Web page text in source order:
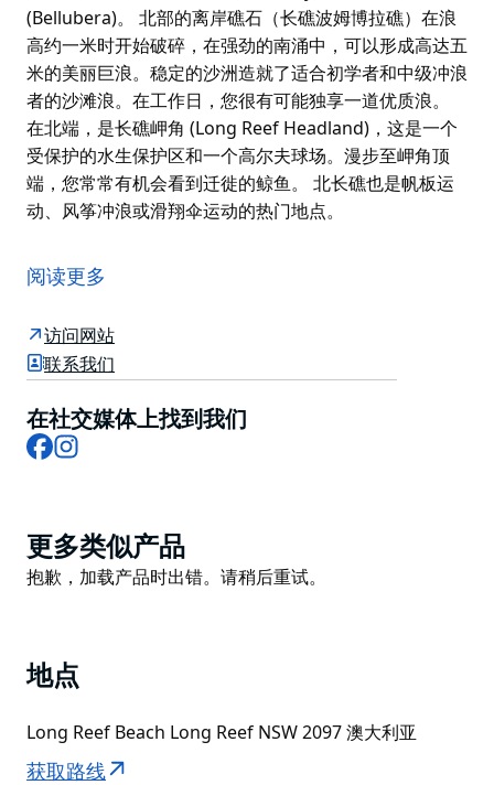
(Bellubera)。 北部的离岸礁石（长礁波姆博拉礁）在浪
高约一米时开始破碎，在强劲的南涌中，可以形成高达五
米的美丽巨浪。稳定的沙洲造就了适合初学者和中级冲浪
者的沙滩浪。在工作日，您很有可能独享一道优质浪。
在北端，是长礁岬角 (Long Reef Headland)，这是一个
受保护的水生保护区和一个高尔夫球场。漫步至岬角顶
端，您常常有机会看到迁徙的鲸鱼。 北长礁也是帆板运
动、风筝冲浪或滑翔伞运动的热门地点。
滩，距离悉尼中央商务区约 21 公里。长礁水生保护区附
近有许多沉船残骸。在 20 世纪 70 年代和 80 年代，为了
建造人工礁，许多船只被故意沉入长礁水生保护区附近，
其中包括曼利渡轮“迪怀号”(Dee Why) 和“贝卢贝拉号”
(Bellubera)。
北部的离岸礁石（长礁波姆博拉礁）在浪高约一米时开始
破碎，在强劲的南涌中，可以形成高达五米的美丽巨浪。
在北端，是长礁岬角 (Long Reef Headland)，这是一个
受保护的水生保护区和一个高尔夫球场。漫步至岬角顶
端，您常常有机会看到迁徙的鲸鱼。
点。
阅读更多
访问网站
联系我们
在社交媒体上找到我们
Facebook
Product
List
更多类似产品
Product
抱歉，加载产品时出错。请稍后重试。
地点
Long Reef Beach Long Reef NSW 2097 澳大利亚
获取路线